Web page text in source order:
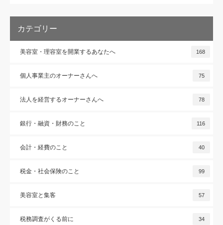
カテゴリー
美容室・理容室を開業するあなたへ 168
個人事業主のオーナーさんへ 75
法人を経営するオーナーさんへ 78
銀行・融資・財務のこと 116
会計・経費のこと 40
税金・社会保険のこと 99
美容室と集客 57
税務調査がくる前に 34